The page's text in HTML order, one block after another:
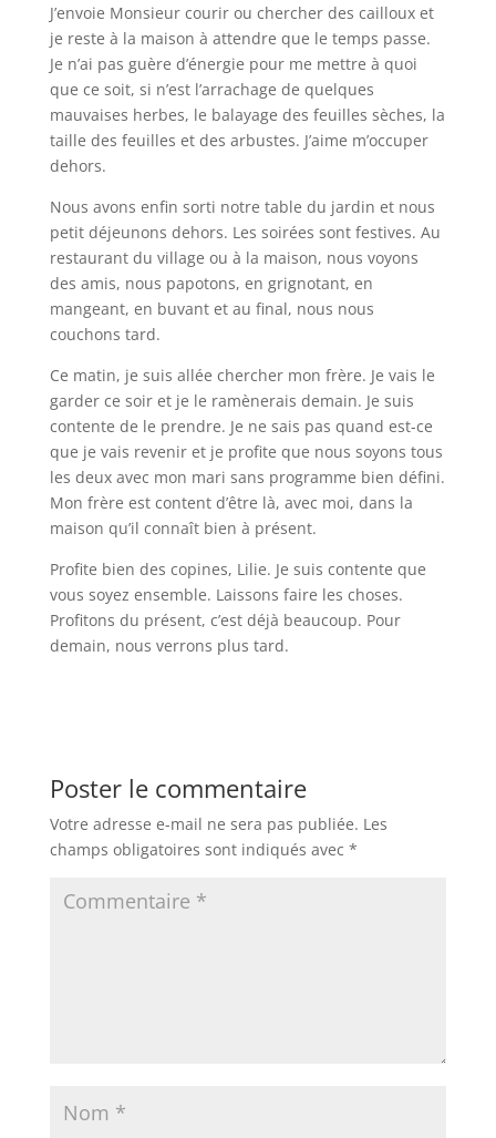
J’envoie Monsieur courir ou chercher des cailloux et
je reste à la maison à attendre que le temps passe.
Je n’ai pas guère d’énergie pour me mettre à quoi
que ce soit, si n’est l’arrachage de quelques
mauvaises herbes, le balayage des feuilles sèches, la
taille des feuilles et des arbustes. J’aime m’occuper
dehors.
Nous avons enfin sorti notre table du jardin et nous
petit déjeunons dehors. Les soirées sont festives. Au
restaurant du village ou à la maison, nous voyons
des amis, nous papotons, en grignotant, en
mangeant, en buvant et au final, nous nous
couchons tard.
Ce matin, je suis allée chercher mon frère. Je vais le
garder ce soir et je le ramènerais demain. Je suis
contente de le prendre. Je ne sais pas quand est-ce
que je vais revenir et je profite que nous soyons tous
les deux avec mon mari sans programme bien défini.
Mon frère est content d’être là, avec moi, dans la
maison qu’il connaît bien à présent.
Profite bien des copines, Lilie. Je suis contente que
vous soyez ensemble. Laissons faire les choses.
Profitons du présent, c’est déjà beaucoup. Pour
demain, nous verrons plus tard.
Poster le commentaire
Votre adresse e-mail ne sera pas publiée. Les
champs obligatoires sont indiqués avec *